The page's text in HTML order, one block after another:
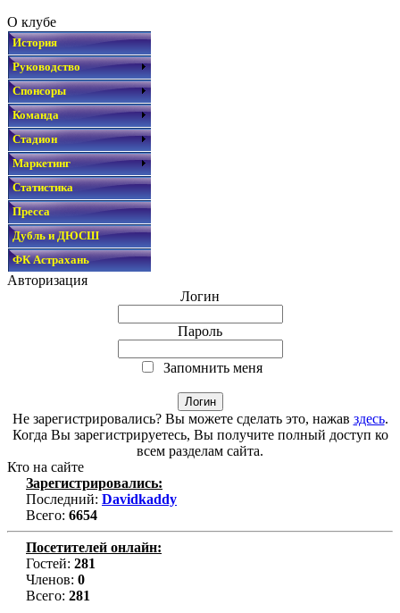
О клубе
История
Руководство
Спонсоры
Команда
Стадион
Маркетинг
Статистика
Пресса
Дубль и ДЮСШ
ФК Астрахань
Авторизация
Логин
Пароль
Запомнить меня
Не зарегистрировались? Вы можете сделать это, нажав здесь.
Когда Вы зарегистрируетесь, Вы получите полный доступ ко
всем разделам сайта.
Кто на сайте
Зарегистрировались:
Последний: Davidkaddy
Всего: 6654
Посетителей онлайн:
Гостей: 281
Членов: 0
Всего: 281